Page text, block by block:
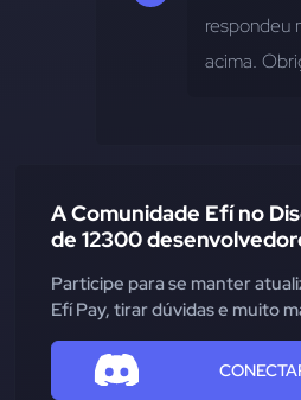
respondeu
acima.
A Comunidade Efí no
de 12300
Participe para se manter
Efí Pay, tirar dúvidas e muito